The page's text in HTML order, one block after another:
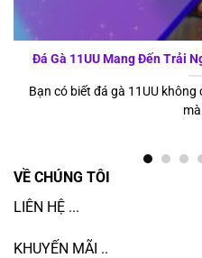
Đá Gà 11UU Mang Đến Trải
Bạn có biết đá gà 11UU
VỀ CHÚNG TÔI
LIÊN HỆ ...
KHUYẾN MÃI ..